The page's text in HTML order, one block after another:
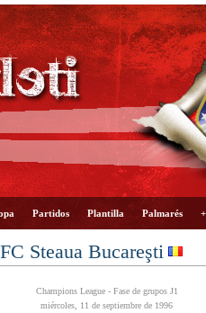
Partidos Plantilla Palmarés
Steaua Bucareşti
Champions League - Fase de grupos J1
miércoles, 11 de septiembre de 1996